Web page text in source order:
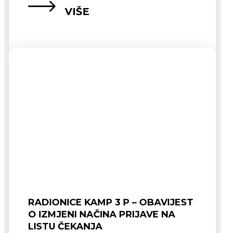
VIŠE
RADIONICE KAMP 3 P – OBAVIJEST
O IZMJENI NAČINA PRIJAVE NA
LISTU ČEKANJA